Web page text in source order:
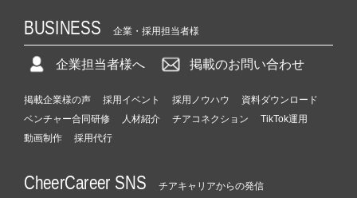
イ
チ
キ
ャ
h
BUSINESS 企業・採用担当者様
企業担当者様へ 掲載のお問い合わせ
掲載企業様の声 採用イベント 採用ノウハウ
資料ダウンロード
ベンチャー合同研修
人材紹介 チアコネクション
TikTok運用
動画制作
採用代行
CheerCareer SNS チアキャリアからの発信